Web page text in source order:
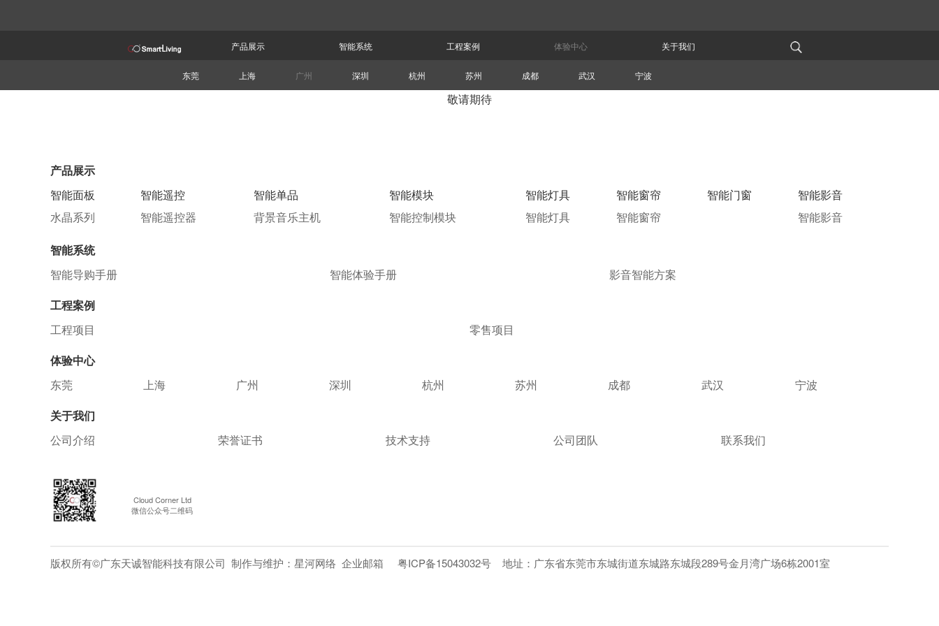
产品展示 智能系统 工程案例 体验中心
东莞 上海 广州 深圳 杭州 苏州 成都 武汉 宁波
关于我们
敬请期待
产品展示
智能面板
水晶系列
智能遥控
智能遥控器
智能单品
背景音乐主机
智能模块
智能控制模块
智能灯具
智能灯具
智能窗帘
智能窗帘
智能门窗
智能影音
智能影音
智能系统
智能导购手册
智能体验手册
影音智能方案
工程案例
工程项目
零售项目
体验中心
东莞
上海 广州 深圳 杭州 苏州 成都 武汉
宁波
关于我们
公司介绍
荣誉证书 技术支持 公司团队 联系我们
Cloud Corner Ltd
微信公众号二维码
版权所有©广东天诚智能科技有限公司 制作与维护： 星河网络 企业邮箱 粤ICP备15043032号 地址：广东省东莞市东城街道东城路东城段289号金月湾广场6栋2001室